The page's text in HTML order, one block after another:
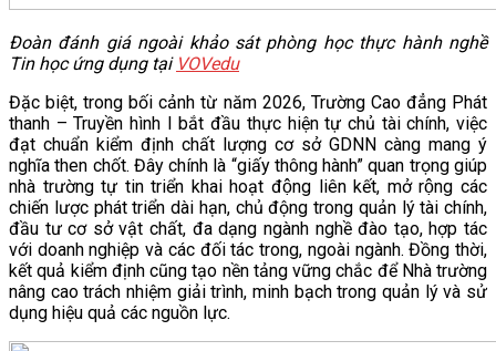
Đoàn đánh giá ngoài khảo sát phòng học thực hành nghề
Tin học ứng dụng tại VOVedu
Đặc biệt, trong bối cảnh từ năm 2026, Trường Cao đẳng Phát
thanh – Truyền hình I bắt đầu thực hiện tự chủ tài chính, việc
đạt chuẩn kiểm định chất lượng cơ sở GDNN càng mang ý
nghĩa then chốt. Đây chính là “giấy thông hành” quan trọng giúp
nhà trường tự tin triển khai hoạt động liên kết, mở rộng các
chiến lược phát triển dài hạn, chủ động trong quản lý tài chính,
đầu tư cơ sở vật chất, đa dạng ngành nghề đào tạo, hợp tác
với doanh nghiệp và các đối tác trong, ngoài ngành. Đồng thời,
kết quả kiểm định cũng tạo nền tảng vững chắc để Nhà trường
nâng cao trách nhiệm giải trình, minh bạch trong quản lý và sử
dụng hiệu quả các nguồn lực.